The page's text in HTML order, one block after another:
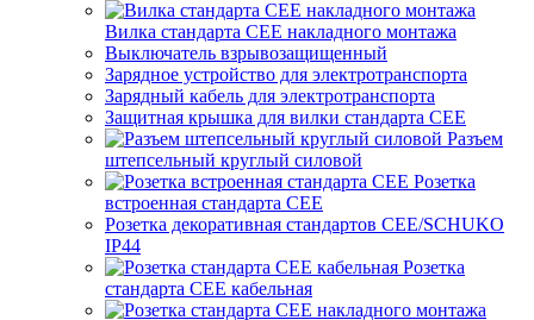
Вилка стандарта CEE накладного монтажа
Выключатель взрывозащищенный
Зарядное устройство для электротранспорта
Зарядный кабель для электротранспорта
Защитная крышка для вилки стандарта CEE
Разъем
штепсельный круглый силовой
Розетка
встроенная стандарта CEE
Розетка декоративная стандартов CEE/SCHUKO
IP44
Розетка
стандарта СЕЕ кабельная